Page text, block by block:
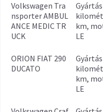
Volkswagen Tra
nsporter AMBUL
ANCE MEDIC TR
UCK
gyártási év: 2015,
km,
LE
ORION FIAT 290
DUCATO
gyártási év: 2015,
km,
LE